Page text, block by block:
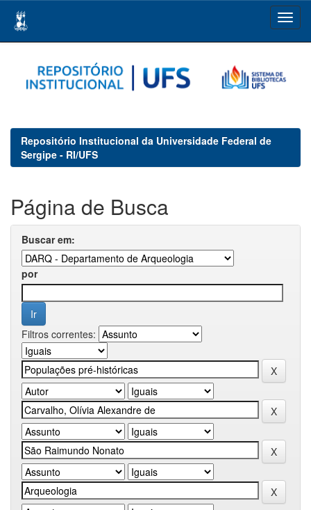
navigation
Repositório Institucional da Universidade Federal de
Sergipe - RI/UFS
Página de Busca
Buscar em:
por
Filtros correntes: